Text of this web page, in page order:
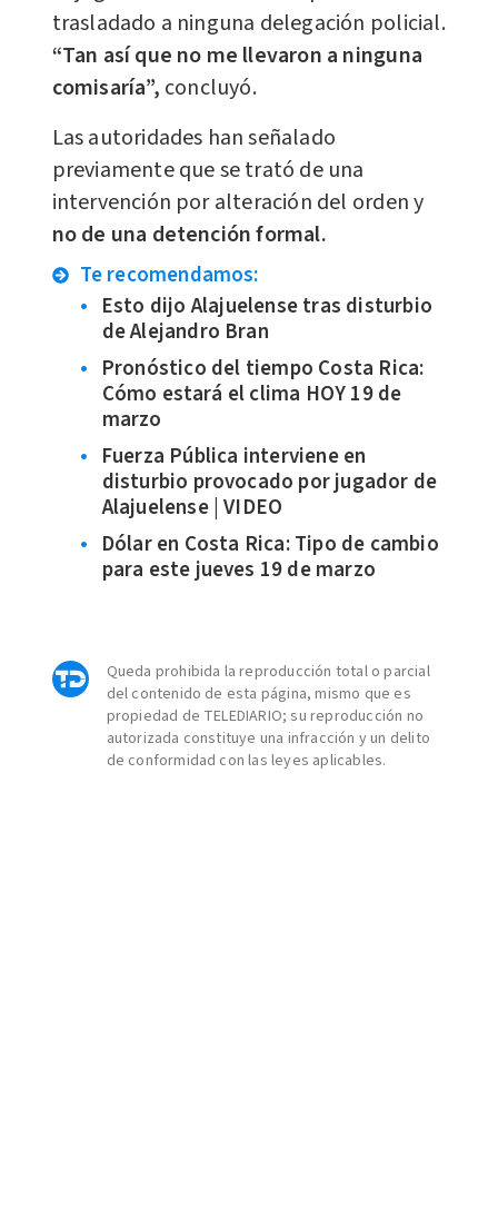
trasladado a ninguna delegación policial.
“Tan así que no me llevaron a ninguna
comisaría”, concluyó.
Las autoridades han señalado
previamente que se trató de una
intervención por alteración del orden y
no de una detención formal.
Te recomendamos:
Esto dijo Alajuelense tras disturbio
de Alejandro Bran
Pronóstico del tiempo Costa Rica:
Cómo estará el clima HOY 19 de
marzo
Fuerza Pública interviene en
disturbio provocado por jugador de
Alajuelense | VIDEO
Dólar en Costa Rica: Tipo de cambio
para este jueves 19 de marzo
Queda prohibida la reproducción total o parcial
del contenido de esta página, mismo que es
propiedad de TELEDIARIO; su reproducción no
autorizada constituye una infracción y un delito
de conformidad con las leyes aplicables.